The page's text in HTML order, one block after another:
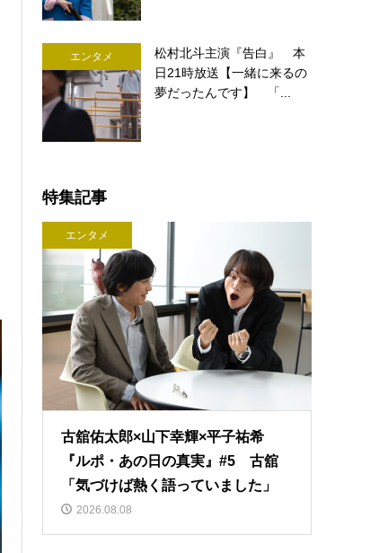
エンタメ
松村北斗主演『告白』 本
日21時放送【一緒に来るの
夢だったんです】 「...
特集記事
エンタメ
古舘佑太郎×山下幸輝×平子祐希
『ルポ・あの日の真実』#5 古舘
「気づけば熱く語っていました」
2026.08.08